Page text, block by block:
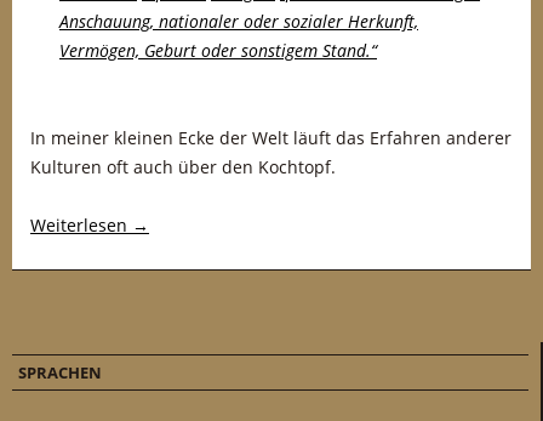
Anschauung, nationaler oder sozialer Herkunft,
Vermögen, Geburt oder sonstigem Stand.“
In meiner kleinen Ecke der Welt läuft das Erfahren anderer
Kulturen oft auch über den Kochtopf.
Weiterlesen →
SPRACHEN